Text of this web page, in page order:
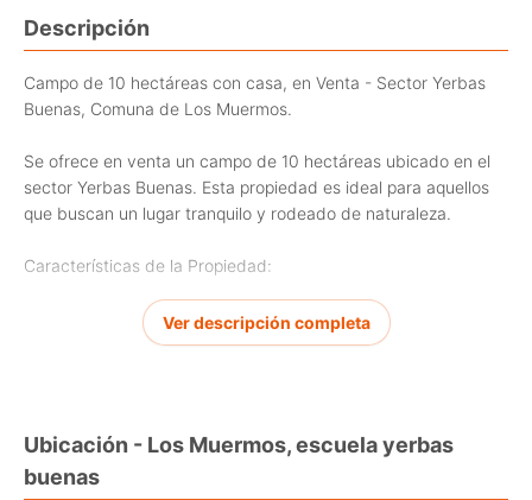
Descripción
Campo de 10 hectáreas con casa, en Venta - Sector Yerbas
Buenas, Comuna de Los Muermos.
Se ofrece en venta un campo de 10 hectáreas ubicado en el
sector Yerbas Buenas. Esta propiedad es ideal para aquellos
que buscan un lugar tranquilo y rodeado de naturaleza.
Características de la Propiedad:
- Campo de 10 hectáreas, mayormente loma.
- Bodega para almacenamiento.
Ver descripción completa
Ubicación - Los Muermos, escuela yerbas
buenas